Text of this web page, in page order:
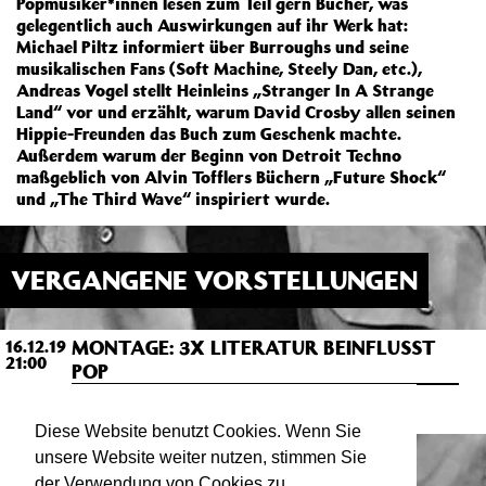
Diese Website benutzt Cookies. Wenn Sie
unsere Website weiter nutzen, stimmen Sie
gelegentlich auch Auswirkungen auf ihr Werk hat:
Michael Piltz informiert über Burroughs und seine
musikalischen Fans (Soft Machine, Steely Dan, etc.),
Andreas Vogel stellt Heinleins „Stranger In A Strange
Land“ vor und erzählt, warum David Crosby allen seinen
Hippie-Freunden das Buch zum Geschenk machte.
Außerdem warum der Beginn von Detroit Techno
maßgeblich von Alvin Tofflers Büchern „Future Shock“
und „The Third Wave“ inspiriert wurde.
VERGANGENE VORSTELLUNGEN
16.12.19
21:00
MONTAGE: 3X LITERATUR BEINFLUSST
POP